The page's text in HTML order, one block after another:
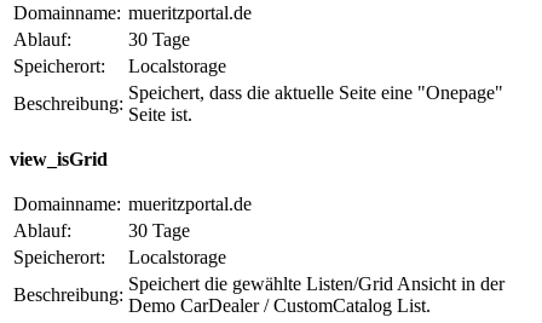
Domainname: mueritzportal.de
Ablauf:
30 Tage
Speicherort:
Localstorage
Beschreibung:
Speichert, dass die aktuelle Seite eine "Onepage"
Seite ist.
view_isGrid
Domainname: mueritzportal.de
Ablauf:
30 Tage
Speicherort:
Localstorage
Beschreibung:
Speichert die gewählte Listen/Grid Ansicht in der
Demo CarDealer / CustomCatalog List.